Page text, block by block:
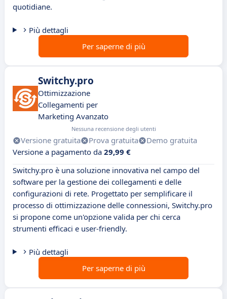
quotidiane.
Più dettagli
Per saperne di più
Switchy.pro
Ottimizzazione
Collegamenti per
Marketing Avanzato
Nessuna recensione degli utenti
Versione gratuita Prova gratuita
Demo gratuita
Versione a pagamento da 29,99 €
Switchy.pro è una soluzione innovativa nel campo del
software per la gestione dei collegamenti e delle
configurazioni di rete. Progettato per semplificare il
processo di ottimizzazione delle connessioni, Switchy.pro
si propone come un'opzione valida per chi cerca
strumenti efficaci e user-friendly.
Più dettagli
Per saperne di più